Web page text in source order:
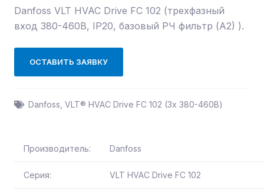
Danfoss VLT HVAC Drive FC 102 (трехфазный
вход 380-460В, IP20, базовый РЧ фильтр (А2) ).
ОСТАВИТЬ ЗАЯВКУ
Danfoss VLT® HVAC Drive FC 102 (3х 380-460В)
Производитель: Danfoss
Серия: VLT HVAC Drive FC 102